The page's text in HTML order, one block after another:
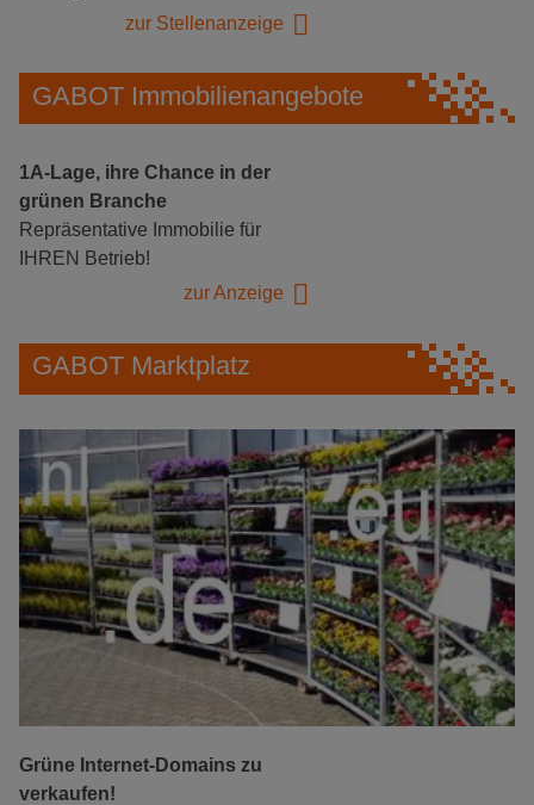
zur Stellenanzeige
GABOT Immobilienangebote
1A-Lage, ihre Chance in der
grünen Branche
Repräsentative Immobilie für
IHREN Betrieb!
zur Anzeige
GABOT Marktplatz
Grüne Internet-Domains zu
verkaufen!